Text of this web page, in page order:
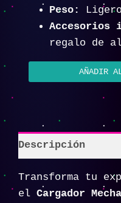
Peso:
Accesorios
regalo de
AÑADIR
Descripción
Transforma tu
el Cargador